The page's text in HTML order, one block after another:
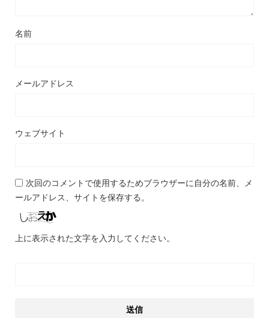
名前
メールアドレス
ウェブサイト
次回のコメントで使用するためブラウザーに自分の名前、メ
ールアドレス、サイトを保存する。
上に表示された文字を入力してください。